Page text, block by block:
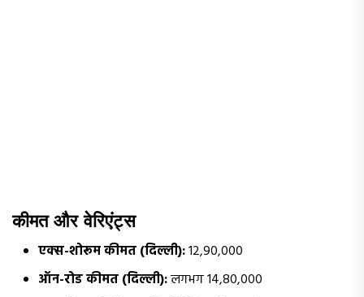
कीमत और वेरिएंट्स
एक्स-शोरूम कीमत (दिल्ली):₹12,90,000
ऑन-रोड कीमत (दिल्ली):लगभग ₹14,80,000